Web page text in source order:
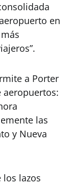
en
a Porter
aeropuertos:
las
y Nueva
lazos